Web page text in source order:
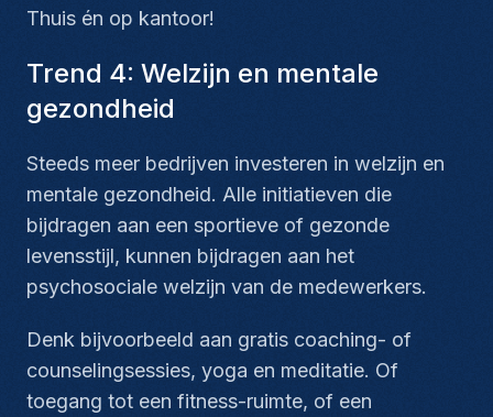
Thuis én op kantoor!
Trend 4: Welzijn en mentale
gezondheid
Steeds meer bedrijven investeren in welzijn en
mentale gezondheid. Alle initiatieven die
bijdragen aan een sportieve of gezonde
levensstijl, kunnen bijdragen aan het
psychosociale welzijn van de medewerkers.
Denk bijvoorbeeld aan gratis coaching- of
counselingsessies, yoga en meditatie. Of
toegang tot een fitness-ruimte, of een